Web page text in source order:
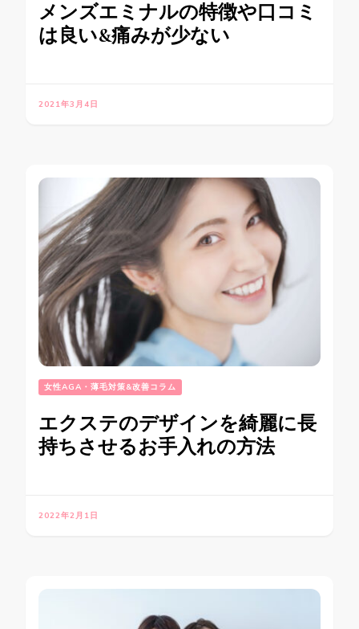
メンズエミナルの特徴や口コミ
は良い&痛みが少ない
2021年3月4日
女性AGA・薄毛対策&改善コラム
エクステのデザインを綺麗に長
持ちさせるお手入れの方法
2022年2月1日